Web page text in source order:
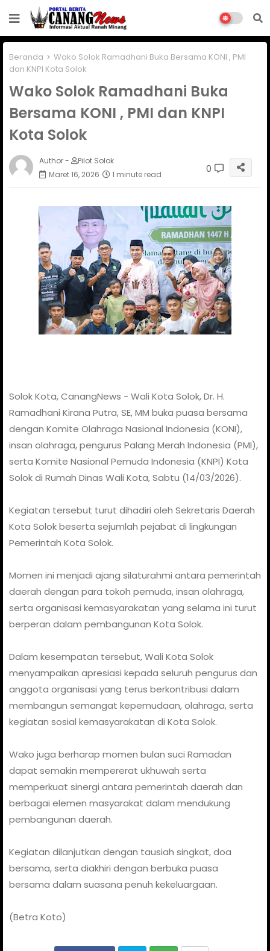
Beranda
Wako Solok Ramadhani Buka Bersama KONI , PMI
dan KNPI Kota Solok
Wako Solok Ramadhani Buka
Bersama KONI , PMI dan KNPI
Kota Solok
Author -
Pilot Solok
Maret 16, 2026
1 minute read 0
Solok Kota, CanangNews - Wali Kota Solok, Dr. H.
Ramadhani Kirana Putra, SE, MM buka puasa bersama
dengan Komite Olahraga Nasional Indonesia (KONI),
insan olahraga, pengurus Palang Merah Indonesia (PMI),
serta Komite Nasional Pemuda Indonesia (KNPI) Kota
Solok di Rumah Dinas Wali Kota, Sabtu (14/03/2026).
Kegiatan tersebut turut dihadiri oleh Sekretaris Daerah
Kota Solok beserta sejumlah pejabat di lingkungan
Pemerintah Kota Solok.
Momen ini menjadi ajang silaturahmi antara pemerintah
daerah dengan para tokoh pemuda, insan olahraga,
serta organisasi kemasyarakatan yang selama ini turut
berperan dalam pembangunan Kota Solok.
Dalam kesempatan tersebut, Wali Kota Solok
menyampaikan apresiasi kepada seluruh pengurus dan
anggota organisasi yang terus berkontribusi dalam
membangun semangat kepemudaan, olahraga, serta
kegiatan sosial kemasyarakatan di Kota Solok.
Wako juga berharap momen bulan suci Ramadan
dapat semakin mempererat ukhuwah serta
memperkuat sinergi antara pemerintah daerah dan
berbagai elemen masyarakat dalam mendukung
pembangunan daerah.
Kegiatan dilanjutkan dengan tausiah singkat, doa
bersama, serta diakhiri dengan berbuka puasa
bersama dalam suasana penuh kekeluargaan.
(Betra Koto)